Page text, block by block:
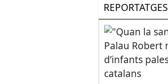
REPORTATGES